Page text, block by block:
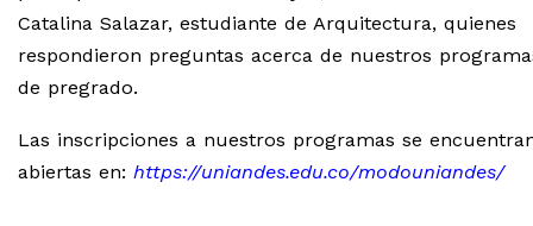
Catalina Salazar, estudiante de Arquitectura, quienes
respondieron preguntas acerca de nuestros
de pregrado.
Las inscripciones a nuestros programas se
abiertas en: https://uniandes.edu.co/modouniandes/